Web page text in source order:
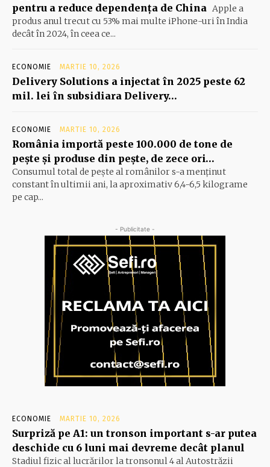
pentru a reduce dependența de China Apple a
produs anul trecut cu 53% mai multe iPhone-uri în India
decât în 2024, în ceea ce...
ECONOMIE MARTIE 10, 2026
Delivery Solutions a injectat în 2025 peste 62
mil. lei în subsidiara Delivery…
ECONOMIE MARTIE 10, 2026
România importă peste 100.000 de tone de
peşte şi produse din peşte, de zece ori…
Consumul total de peşte al ro­mâ­nilor s-a menţinut
constant în ul­timii ani, la aproximativ 6,4-6,5 ki­lograme
pe cap...
- Publicitate -
ECONOMIE MARTIE 10, 2026
Surpriză pe A1: un tronson important s-ar putea
deschide cu 6 luni mai devreme decât planul
Stadiul fizic al lucrărilor la tronsonul 4 al Autostrăzii